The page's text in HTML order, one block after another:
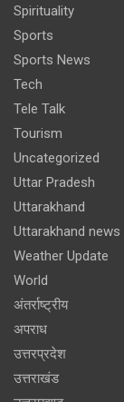
Spirituality
Sports
Sports News
Tech
Tele Talk
Tourism
Uncategorized
Uttar Pradesh
Uttarakhand
Uttarakhand news
Weather Update
World
अंतर्राष्ट्रीय
अपराध
उत्तरप्रदेश
उत्तराखंड